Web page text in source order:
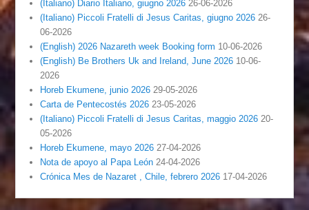
(Italiano) Diario Italiano, giugno 2026 26-06-2026
(Italiano) Piccoli Fratelli di Jesus Caritas, giugno 2026 26-
06-2026
(English) 2026 Nazareth week Booking form 10-06-2026
(English) Be Brothers Uk and Ireland, June 2026 10-06-
2026
Horeb Ekumene, junio 2026 29-05-2026
Carta de Pentecostés 2026 23-05-2026
(Italiano) Piccoli Fratelli di Jesus Caritas, maggio 2026 20-
05-2026
Horeb Ekumene, mayo 2026 27-04-2026
Nota de apoyo al Papa León 24-04-2026
Crónica Mes de Nazaret , Chile, febrero 2026 17-04-2026